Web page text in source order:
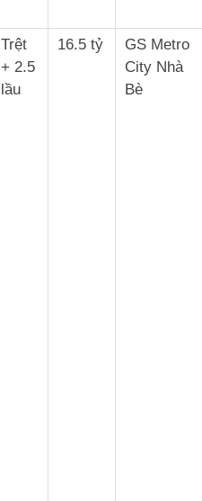
Trệt
+ 2.5
lầu
16.5 tỷ
GS Metro
City Nhà
Bè